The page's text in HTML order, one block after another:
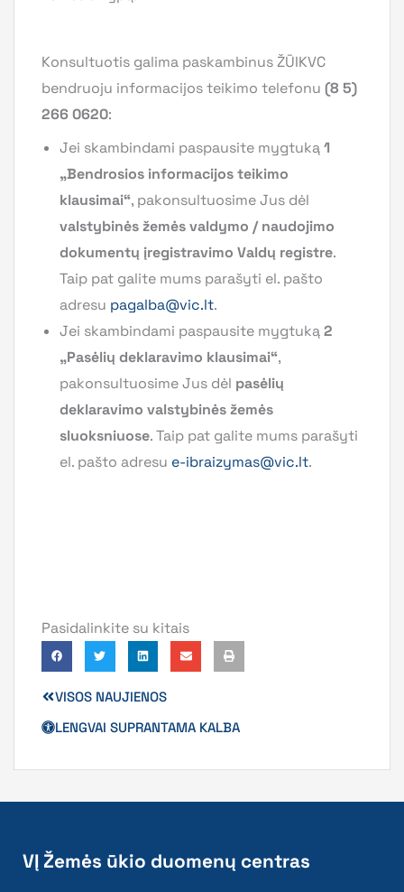
Konsultuotis galima paskambinus ŽŪIKVC
bendruoju informacijos teikimo telefonu (8 5)
266 0620:
Jei skambindami paspausite mygtuką1
„Bendrosios informacijos teikimo
klausimai“, pakonsultuosime Jus dėl
valstybinės žemės valdymo / naudojimo
dokumentų įregistravimo Valdų registre.
Taip pat galite mums parašyti el. pašto
adresu pagalba@vic.lt.
Jei skambindami paspausite mygtuką2
„Pasėlių deklaravimo klausimai“,
pakonsultuosime Jus dėl pasėlių
deklaravimo valstybinės žemės
sluoksniuose. Taip pat galite mums parašyti
el. pašto adresu e-ibraizymas@vic.lt.
Pasidalinkite su kitais
VISOS NAUJIENOS
LENGVAI SUPRANTAMA KALBA
VĮ Žemės ūkio duomenų centras